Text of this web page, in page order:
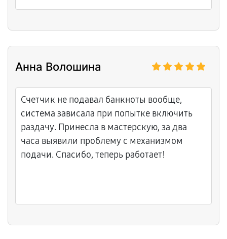
Анна Волошина
Счетчик не подавал банкноты вообще,
система зависала при попытке включить
раздачу. Принесла в мастерскую, за два
часа выявили проблему с механизмом
подачи. Спасибо, теперь работает!